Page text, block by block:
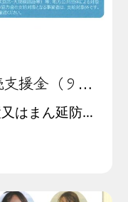
栃木県地域企業事業継続支援金（９月分）について
栃木県では、緊急事態措置又はまん延防止等重点措置に伴う飲食店の時短営業又は外出自粛等の影響を受け、厳しい経営状況にある事業者のうち、国の月次支援金（９月分）の支給対象とならない事業者に対し、事業継続支援金を支給します。 […]